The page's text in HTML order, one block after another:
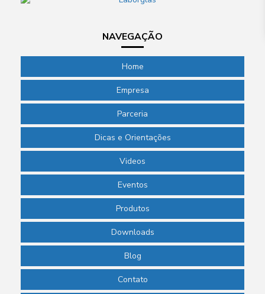
NAVEGAÇÃO
Home
Empresa
Parceria
Dicas e Orientações
Videos
Eventos
Produtos
Downloads
Blog
Contato